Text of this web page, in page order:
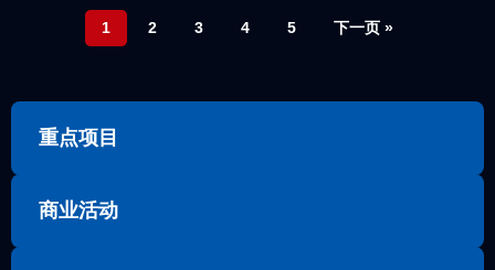
1 2 3 4 5 下一页 »
重点项目
商业活动